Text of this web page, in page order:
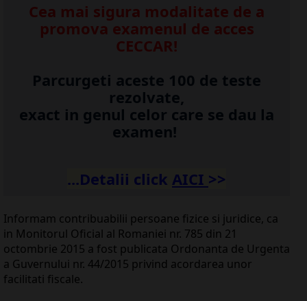
Cea mai sigura modalitate de a
promova examenul de acces
CECCAR!
Parcurgeti aceste 100 de teste
rezolvate,
exact in genul celor care se dau la
examen!
...Detalii click AICI >>
Informam contribuabilii persoane fizice si juridice, ca
in Monitorul Oficial al Romaniei nr. 785 din 21
octombrie 2015 a fost publicata Ordonanta de Urgenta
a Guvernului nr. 44/2015 privind acordarea unor
facilitati fiscale.